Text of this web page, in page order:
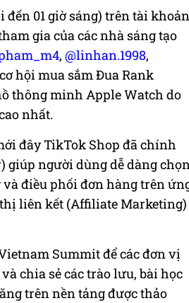
01 giờ sáng) trên tài khoản
gia của các nhà sáng tạo
, @linhan.1998,
hộimua sắm Đua Rank
thông minh Apple Watch do
nhất.
đâyTikTok Shop đã chính
giúp người dùng dễ dàng
điều phối đơn hàng trên
liên kết (Affiliate Marketing)
Summit đểcác đơn vị
chia sẻ các trào lưu, bài học
trên nền tảng được thảo